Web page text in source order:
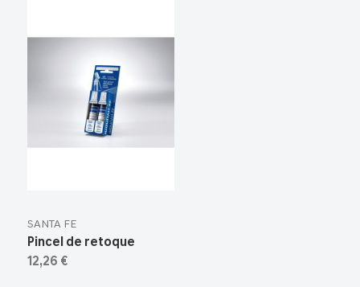
SANTA FE
Pincel de retoque
12,26 €